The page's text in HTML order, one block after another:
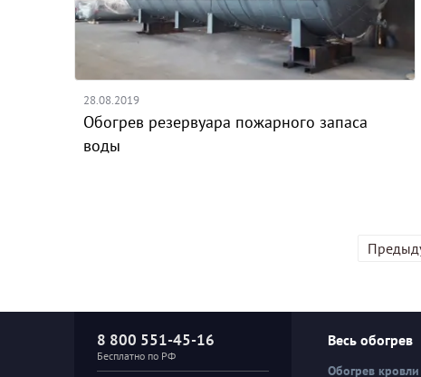
28.08.2019
Обогрев резервуара пожарного запаса
воды
8 800 551-45-16
Бесплатно по РФ
Весь обогрев
Обогрев кровли